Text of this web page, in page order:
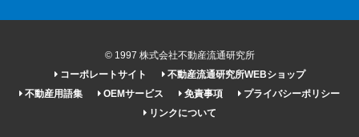
© 1997 株式会社不動産流通研究所
コーポレートサイト
不動産流通研究所WEBショップ
不動産用語集
OEMサービス 免責事項
プライバシーポリシー
リンクについて